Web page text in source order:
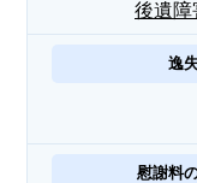
後遺障
逸
慰謝料